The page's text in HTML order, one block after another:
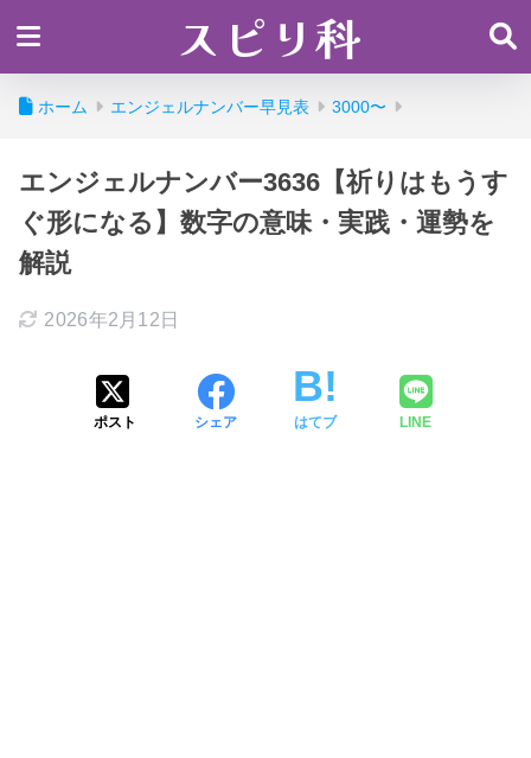
スピリ科
ホーム エンジェルナンバー早見表 3000〜
エンジェルナンバー3636【祈りはもうす
ぐ形になる】数字の意味・実践・運勢を
解説
2026年2月12日
ポスト シェア はてブ LINE